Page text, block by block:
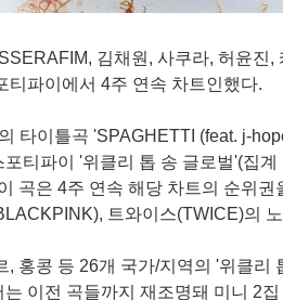
김채원, 사쿠라, 허윤진
티파이에서 4주 연속 차트인했다.
타이틀곡 'SPAGHETTI (feat. j-
티파이 '위클리 톱 송 글로벌'(집
곡은 4주 연속 해당 차트의 순위
트와이스(TWICE)의
, 홍콩 등 26개 국가/지역의 '위클리
는 이전 곡들까지 재조명돼 미니 2